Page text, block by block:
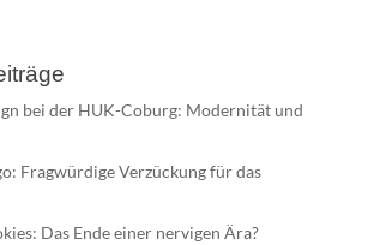
bei der HUK-Coburg: Modernität und
Fragwürdige Verzückung für das
Das Ende einer nervigen Ära?